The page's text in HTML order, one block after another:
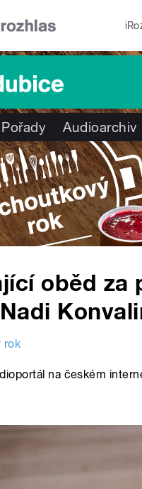
Pořady Audioarchiv
oběd za
rok
na českém